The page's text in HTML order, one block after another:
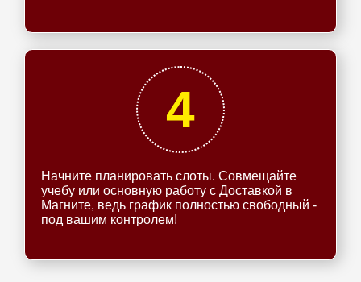
4
Начните планировать слоты. Совмещайте
учебу или основную работу с Доставкой в
Магните, ведь график полностью свободный -
под вашим контролем!